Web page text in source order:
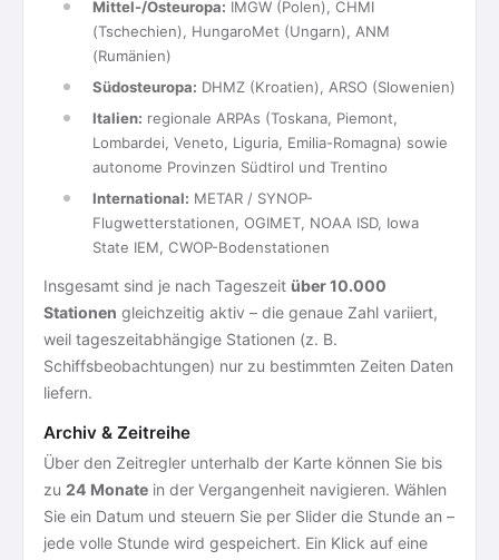
Mittel-/Osteuropa: IMGW (Polen), CHMI
(Tschechien), HungaroMet (Ungarn), ANM
(Rumänien)
Südosteuropa: DHMZ (Kroatien), ARSO (Slowenien)
Italien: regionale ARPAs (Toskana, Piemont,
Lombardei, Veneto, Liguria, Emilia-Romagna) sowie
autonome Provinzen Südtirol und Trentino
International: METAR / SYNOP-
Flugwetterstationen, OGIMET, NOAA ISD, Iowa
State IEM, CWOP-Bodenstationen
Insgesamt sind je nach Tageszeit über 10.000
Stationen gleichzeitig aktiv – die genaue Zahl variiert,
weil tageszeitabhängige Stationen (z. B.
Schiffsbeobachtungen) nur zu bestimmten Zeiten Daten
liefern.
Archiv & Zeitreihe
Über den Zeitregler unterhalb der Karte können Sie bis
zu 24 Monate in der Vergangenheit navigieren. Wählen
Sie ein Datum und steuern Sie per Slider die Stunde an –
jede volle Stunde wird gespeichert. Ein Klick auf eine